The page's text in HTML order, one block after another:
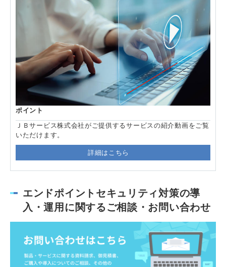
ポイント
ＪＢサービス株式会社がご提供するサービスの紹介動画をご覧
いただけます。
詳細はこちら
エンドポイントセキュリティ対策の導
入・運用に関するご相談・お問い合わせ